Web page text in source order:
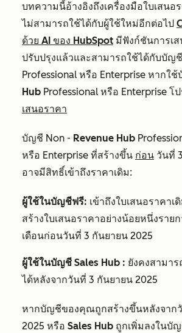
บทความนี้อ้างอิงถึงเครื่องมือใบเสนอ
ไม่สามารถใช้ได้กับผู้ใช้ใหม่อีกต่อไป
ด้วย AI ของ HubSpot มีฟังก์ชันการเ
ปรับปรุงแล้วและสามารถใช้ได้กับบัญชี
Professional หรือ Enterprise หากใช้
Hub Professional หรือ Enterprise โ
เสนอราคา
บัญชี Non - Revenue Hub
หรือ Enterprise ที่สร้างขึ้น ก่อน วันที่
อาจมีสิทธิ์เข้าถึงราคาเดิม:
ผู้ใช้ในบัญชีฟรี: เข้าถึงใบเสนอราคาเ
สร้างใบเสนอราคาอย่างน้อยหนึ่งราย
เดือนก่อนวันที่ 3 กันยายน 2025
ผู้ใช้ในบัญชี Sales Hub : ยังคงสามาร
ได้หลังจากวันที่ 3 กันยายน 2025
หากบัญชีของคุณถูกสร้างขึ้นหลังจาก
2025 หรือ Sales Hub ถูกเพิ่มลงในบั